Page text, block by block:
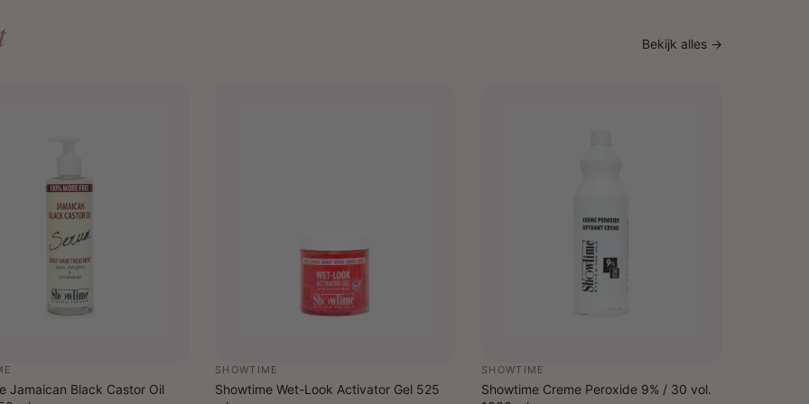
Bekijk alles →
Jamaican Black Castor Oil
SHOWTIME
Showtime Wet-Look Activator Gel 525
SHOWTIME
Showtime Creme Peroxide 9% / 30 vol.